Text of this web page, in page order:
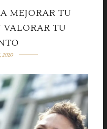
MEJORAR TU
TU
2020